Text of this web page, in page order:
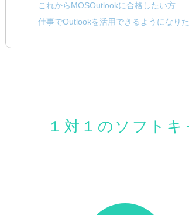
これからMOSOutlookに合格したい方
仕事でOutlookを活用できるようになり
１対１のソフト